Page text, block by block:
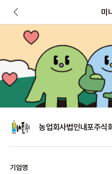
미
농업회사법인내포주식
기업명